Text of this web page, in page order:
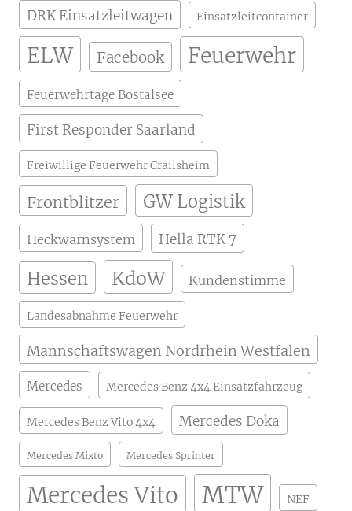
DRK Einsatzleitwagen Einsatzleitcontainer
ELW Facebook Feuerwehr
Feuerwehrtage Bostalsee
First Responder Saarland
Freiwillige Feuerwehr Crailsheim
Frontblitzer GW Logistik
Heckwarnsystem Hella RTK 7
Hessen KdoW Kundenstimme
Landesabnahme Feuerwehr
Mannschaftswagen Nordrhein Westfalen
Mercedes Mercedes Benz 4x4 Einsatzfahrzeug
Mercedes Benz Vito 4x4 Mercedes Doka
Mercedes Mixto Mercedes Sprinter
Mercedes Vito MTW NEF